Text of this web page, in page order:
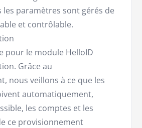
les paramètres sont gérés de
et contrôlable.
pour le module HelloID
Grâce au
nous veillons à ce que les
automatiquement,
les comptes et les
ce provisionnement